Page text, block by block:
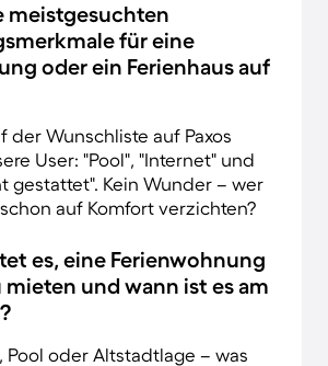
meistgesuchten
für eine
oder ein Ferienhaus auf
der Wunschliste auf Paxos
User: "Pool", "Internet" und
gestattet". Kein Wunder – wer
auf Komfort verzichten?
es, eine Ferienwohnung
mieten und wann ist es am
oder Altstadtlage – was